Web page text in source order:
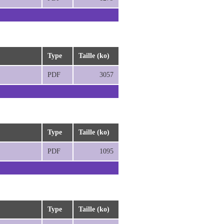
Type Taille (ko)
PDF 3057
Type Taille (ko)
PDF 1095
Type Taille (ko)